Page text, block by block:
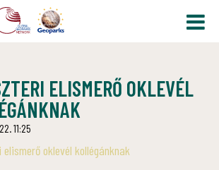
ELISMERŐ OKLEVÉL
11:25
oklevél kollégánknak